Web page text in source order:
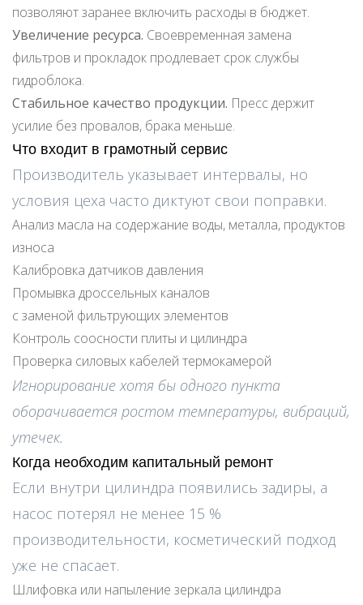
позволяют заранее включить расходы в бюджет.
Увеличение ресурса. Своевременная замена
фильтров и прокладок продлевает срок службы
гидроблока.
Стабильное качество продукции. Пресс держит
усилие без провалов, брака меньше.
Что входит в грамотный сервис
Производитель указывает интервалы, но
условия цеха часто диктуют свои поправки.
Анализ масла на содержание воды, металла, продуктов
износа
Калибровка датчиков давления
Промывка дроссельных каналов
с заменой фильтрующих элементов
Контроль соосности плиты и цилиндра
Проверка силовых кабелей термокамерой
Игнорирование хотя бы одного пункта
оборачивается ростом температуры, вибраций,
утечек.
Когда необходим капитальный ремонт
Если внутри цилиндра появились задиры, а
насос потерял не менее 15 %
производительности, косметический подход
уже не спасает.
Шлифовка или напыление зеркала цилиндра